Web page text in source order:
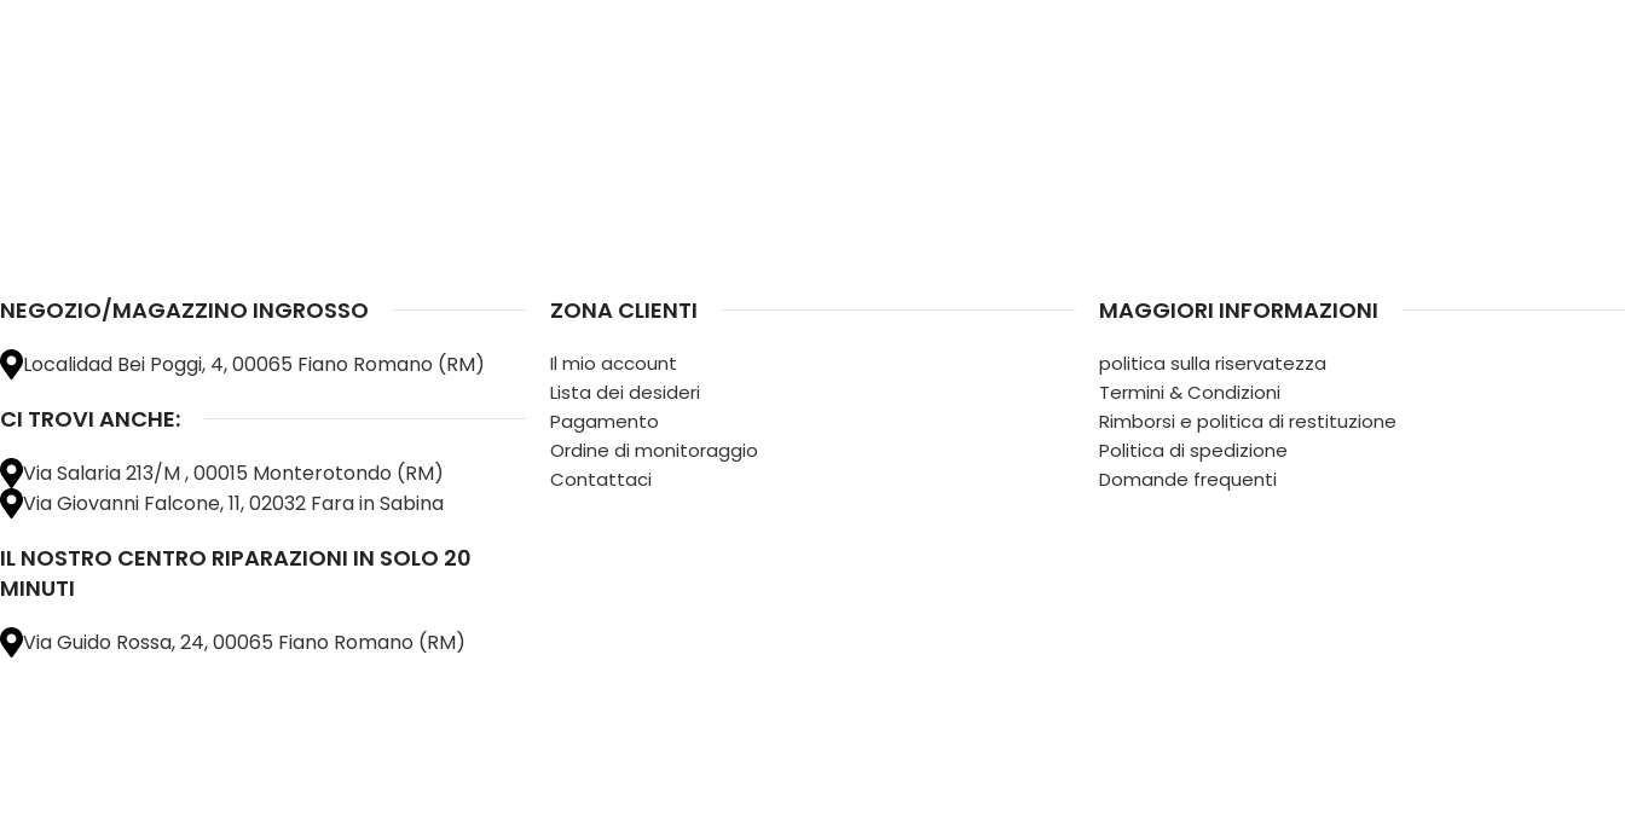
NEGOZIO/MAGAZZINO INGROSSO
Localidad Bei Poggi, 4, 00065 Fiano Romano (RM)
CI TROVI ANCHE:
Via Salaria 213/M , 00015 Monterotondo (RM)
Via Giovanni Falcone, 11, 02032 Fara in Sabina
IL NOSTRO CENTRO RIPARAZIONI IN SOLO 20
MINUTI
Via Guido Rossa, 24, 00065 Fiano Romano (RM)
ZONA CLIENTI
Il mio account
Lista dei desideri
Pagamento
Ordine di monitoraggio
Contattaci
MAGGIORI INFORMAZIONI
politica sulla riservatezza
Termini & Condizioni
Rimborsi e politica di restituzione
Politica di spedizione
Domande frequenti